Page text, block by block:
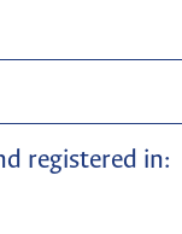
registered in: